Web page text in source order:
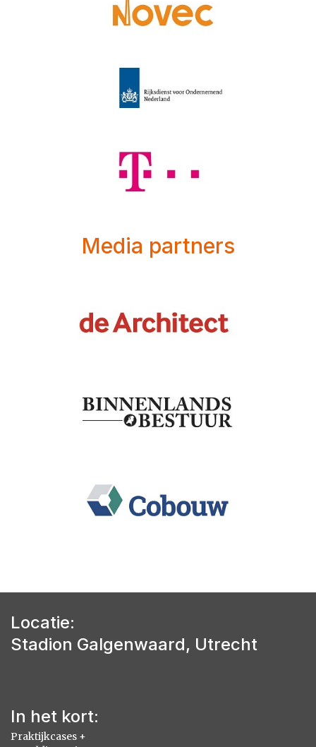
Media partners
Locatie:
Stadion Galgenwaard, Utrecht
In het kort:
Praktijkcases +